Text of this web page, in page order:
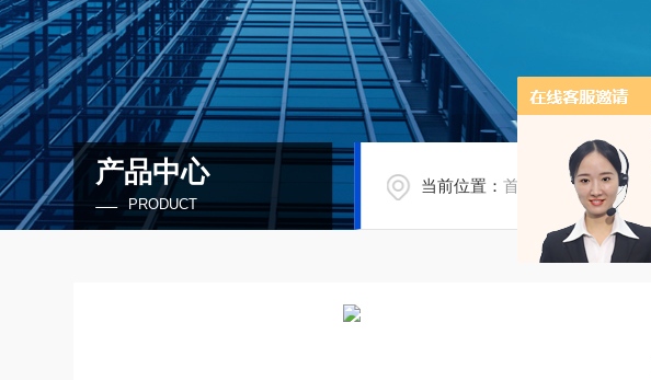
产品中心
PRODUCT
当前位置：首页 产品中心/